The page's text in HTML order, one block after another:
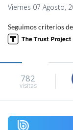
Viernes 07 Agosto,
Seguimos criterios de
782
visitas